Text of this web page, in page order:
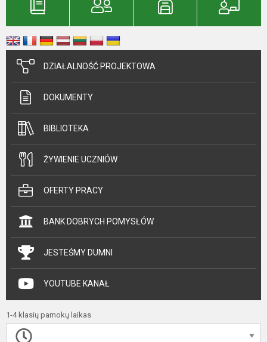
DZIAŁALNOŚĆ PROJEKTOWA
DOKUMENTY
BIBLIOTEKA
ŻYWIENIE UCZNIÓW
OFERTY PRACY
BANK DOBRYCH POMYSŁÓW
JESTEŚMY DUMNI
YOUTUBE KANAŁ
1-4 klasių pamokų laikas